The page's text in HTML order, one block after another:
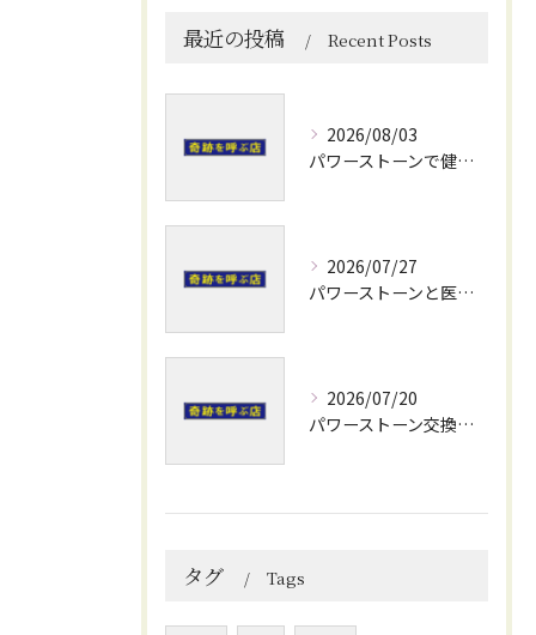
最近の投稿 Recent Posts
2026/08/03
パワーストーンで健康運を高める石選びと日常使いの実践ポイント
2026/07/27
パワーストーンと医療の力で熊本県阿蘇郡小国町水俣市の奇跡と開運を体感する旅
2026/07/20
パワーストーン交換会で安心のブレスレット修理と運気アップのメンテナンス術
タグ Tags